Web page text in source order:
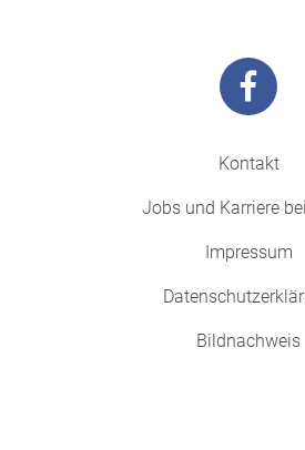
Kontakt
Jobs und Karriere
Impressum
Bildnachweis